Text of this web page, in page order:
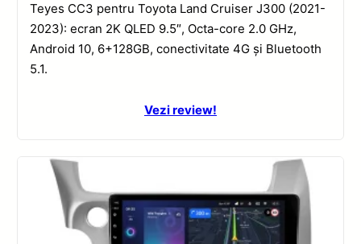
Teyes CC3 pentru Toyota Land Cruiser J300 (2021-
2023): ecran 2K QLED 9.5″, Octa-core 2.0 GHz,
Android 10, 6+128GB, conectivitate 4G și Bluetooth
5.1.
Vezi review!